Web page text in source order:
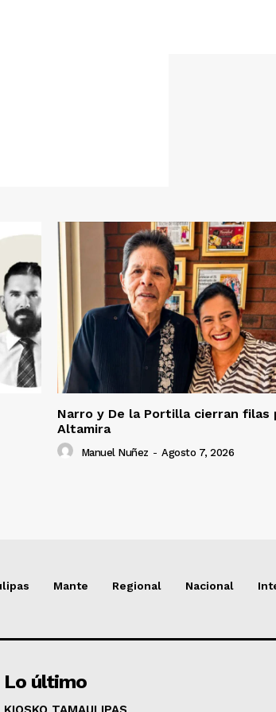
Narro y De la Portilla cierran filas
Altamira
Manuel Nuñez - Agosto 7, 2026
Mante Regional Nacional
Lo último